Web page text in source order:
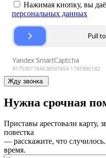
Нажимая кнопку, вы
персональных данных
Жду звонка
Нужна срочная
Приставы арестовали карту,
повестка
— расскажите, что
время.